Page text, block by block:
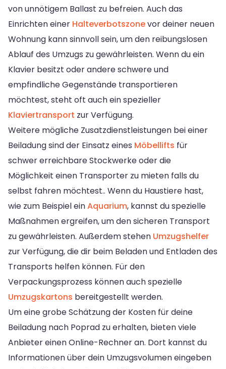
von unnötigem Ballast zu befreien. Auch das
Einrichten einer Halteverbotszonevor deiner neuen
Wohnung kann sinnvoll sein, um den reibungslosen
Ablauf des Umzugs zu gewährleisten. Wenn du ein
Klavier besitzt oder andere schwere und
empfindliche Gegenstände transportieren
möchtest, steht oft auch ein spezieller
Klaviertransport zur Verfügung.
Weitere mögliche Zusatzdienstleistungen bei einer
Beiladung sind der Einsatz eines Möbellifts für
schwer erreichbare Stockwerke oder die
Möglichkeit einen Transporter zu mieten falls du
selbst fahren möchtest.. Wenn du Haustiere hast,
wie zum Beispiel einAquarium, kannst du spezielle
Maßnahmen ergreifen, um den sicheren Transport
zu gewährleisten. Außerdem stehen Umzugshelfer
zur Verfügung, die dir beim Beladen und Entladen des
Transports helfen können. Für den
Verpackungsprozess können auch spezielle
Umzugskartons bereitgestellt werden.
Um eine grobe Schätzung der Kosten für deine
Beiladung nach Poprad zu erhalten, bieten viele
Anbieter einen Online-Rechner an. Dort kannst du
Informationen über dein Umzugsvolumen eingeben